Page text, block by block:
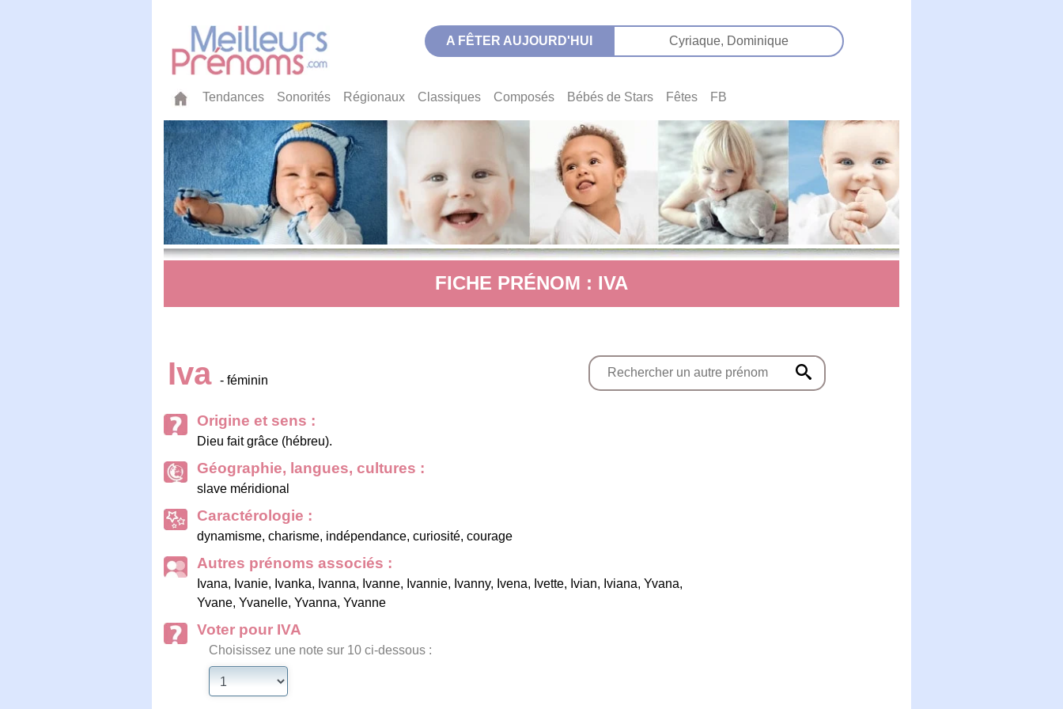
A FÊTER AUJOURD'HUI Cyriaque, Dominique
Tendances Sonorités Régionaux Classiques Composés Bébés de Stars Fêtes FB
FICHE PRÉNOM : IVA
Iva - féminin
Origine et sens :
Dieu fait grâce (hébreu).
Géographie, langues, cultures :
slave méridional
Caractérologie :
dynamisme, charisme, indépendance, curiosité, courage
Autres prénoms associés :
Ivana, Ivanie, Ivanka, Ivanna, Ivanne, Ivannie, Ivanny, Ivena, Ivette, Ivian, Iviana, Yvana,
Yvane, Yvanelle, Yvanna, Yvanne
Voter pour IVA
Choisissez une note sur 10 ci-dessous :